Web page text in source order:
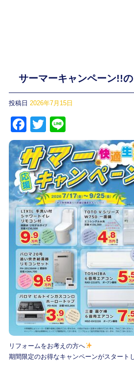
サーマーキャンペーン!!
投稿日 2026年7月15日
F
a
c
e
b
o
o
k
T
wi
tt
er
n
e
リフォームをお考えの方へ
期間限定のお得なキャンペーンがスタート